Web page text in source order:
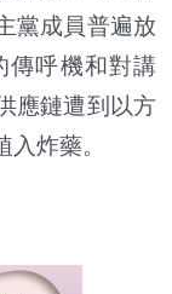
黨成員普遍放
傳呼機和對講
應鏈遭到以方
炸藥。